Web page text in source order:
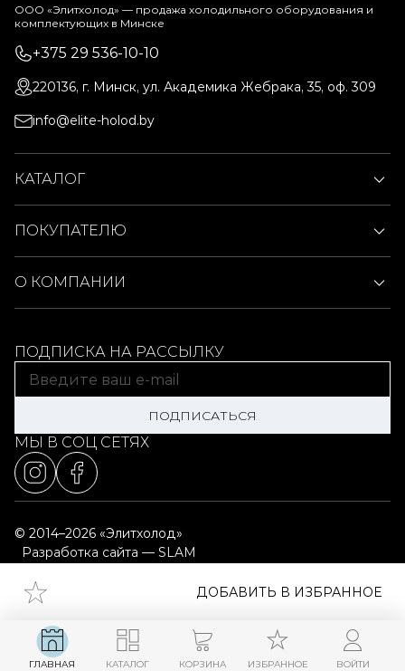
ГЛАВНАЯ КАТАЛОГ КОРЗИНА ИЗБРАННОЕ ВОЙТИ
ДОБАВИТЬ В ИЗБРАННОЕ
ООО «Элитхолод» ― продажа холодильного оборудования и
комплектующих в Минске
+375 29 536-10-10
220136, г. Минск, ул. Академика Жебрака, 35, оф. 309
info@elite-holod.by
КАТАЛОГ
ПОКУПАТЕЛЮ
О КОМПАНИИ
ПОДПИСКА НА РАССЫЛКУ
ПОДПИСАТЬСЯ
МЫ В СОЦ СЕТЯХ
© 2014–2026 «Элитхолод»
Разработка сайта — SLAM
Карта сайта